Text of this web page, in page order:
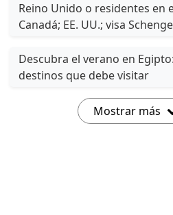
Reino Unido o residentes en
Canadá; EE. UU.; visa
Descubra el verano en
destinos que debe visitar
Mostrar más